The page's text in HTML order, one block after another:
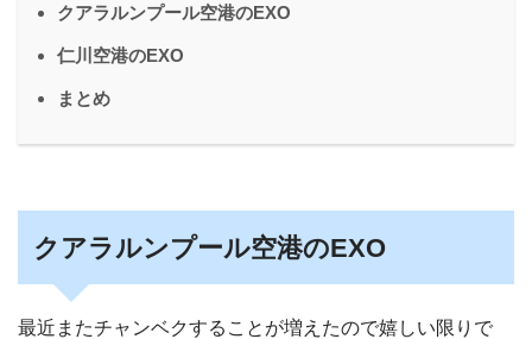
クアラルンプール空港のEXO
仁川空港のEXO
まとめ
クアラルンプール空港のEXO
最近またチャンベクすることが増えたので嬉しい限りで